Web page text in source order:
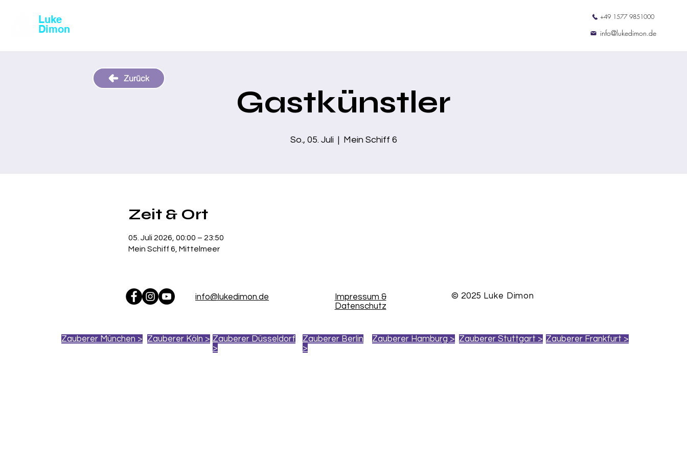
Luke
Dimon
+49 1577 9851000
info@lukedimon.de
Gastkünstler
So., 05. Juli
  |
Mein Schiff 6
Zeit & Ort
05. Juli 2026, 00:00 – 23:50
Mein Schiff 6, Mittelmeer
Zurück
info@lukedimon.de
Zauberer München > Zauberer Köln > Zauberer Düsseldorf
>
Impressum &
Datenschutz
© 2025 Luke Dimon
Zauberer Berlin
>
Zauberer Hamburg > Zauberer Stuttgart > Zauberer Frankfurt >